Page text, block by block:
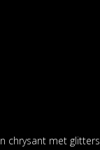
chrysant met glitters